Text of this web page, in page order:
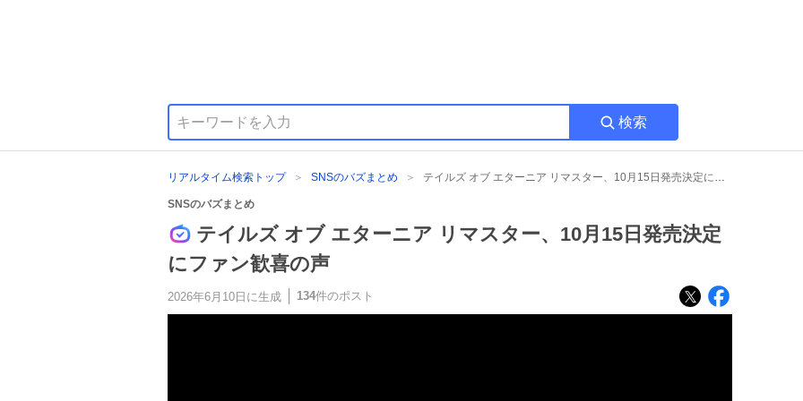
検索
リアルタイム検索トップ SNSのバズまとめ テイルズ オブ エターニア リマスター、10月15日発売決定にファン歓喜の声
SNSのバズまとめ
テイルズ オブ エターニア リマスター、10月15日発売決定
にファン歓喜の声
2026年6月10日 に生成 134件のポスト